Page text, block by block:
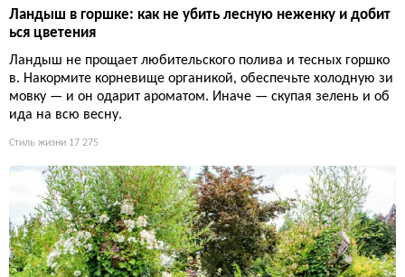
Ландыш в горшке: как не убить лесную неженку и добит
ься цветения
Ландыш не прощает любительского полива и тесных горшко
в. Накормите корневище органикой, обеспечьте холодную зи
мовку — и он одарит ароматом. Иначе — скупая зелень и об
ида на всю весну.
Стиль жизни 17 275